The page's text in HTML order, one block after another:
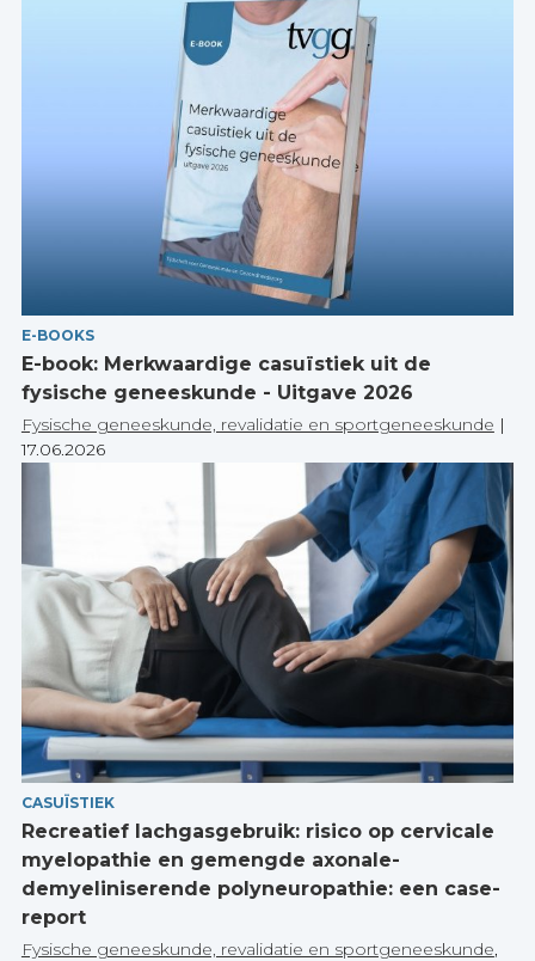
E-BOOKS
E-book: Merkwaardige casuïstiek uit de
fysische geneeskunde - Uitgave 2026
Fysische geneeskunde, revalidatie en sportgeneeskunde |
17.06.2026
CASUÏSTIEK
Recreatief lachgasgebruik: risico op cervicale
myelopathie en gemengde axonale-
demyeliniserende polyneuropathie: een case-
report
Fysische geneeskunde, revalidatie en sportgeneeskunde